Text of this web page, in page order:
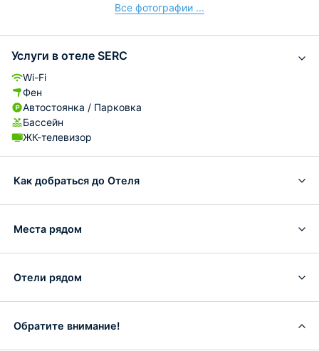
Все фотографии ...
Услуги в отеле SERC
Wi-Fi
Фен
Автостоянка / Парковка
Бассейн
ЖК-телевизор
Как добраться до Отеля
Места рядом
Отели рядом
Обратите внимание!